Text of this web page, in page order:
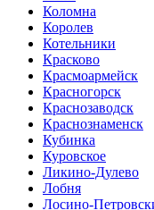
Коломна
Королев
Котельники
Красково
Красмоармейск
Красногорск
Краснозаводск
Краснознаменск
Кубинка
Куровское
Ликино-Дулево
Лобня
Лосино-